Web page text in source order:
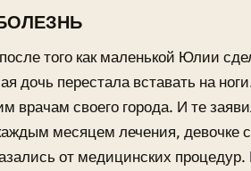
того как маленькой Юлии
дочь перестала вставать на
врачам своего города. И те
месяцем лечения, девочке
от медицинских